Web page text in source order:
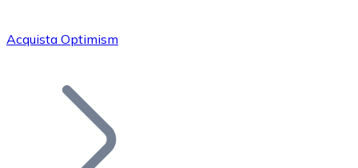
Bitcoin
Acquista Optimism